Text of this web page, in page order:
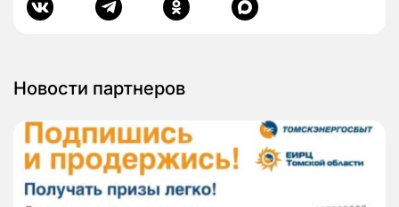
Новости партнеров